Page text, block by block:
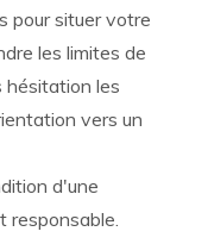
pour situer votre
les limites de
hésitation les
vers un
d'une
responsable.